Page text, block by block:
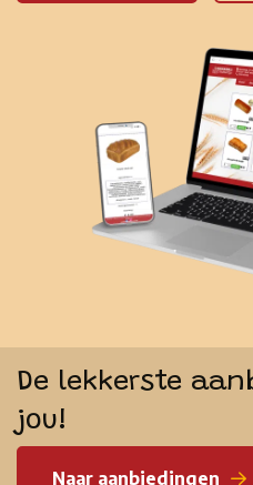
De lekkerste
jou!
Naar aanbiedingen